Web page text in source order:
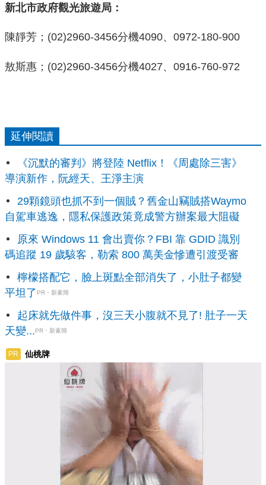
新北市政府觀光旅遊局：
陳靜芳；(02)2960-3456分機4090、0972-180-900
敖斯惠；(02)2960-3456分機4027、0916-760-972
延伸閱讀
《沉默的審判》將登陸 Netflix！《周處除三害》
導演新作，阮經天、王淨主演
29顆鏡頭也抓不到一個賊？舊金山竊賊搭Waymo
自駕車逃逸，隱私保護政策竟成警方辦案最大阻礙
原來 Windows 11 會出賣你？FBI 靠 GDID 識別
碼追蹤 19 歲駭客，勒索 800 萬美金慘遭引渡受審
檸檬搭配它，臉上斑點全部消失了，小肚子都變
平坦了 PR・新素簡
起床就先做件事，沒三天小腹就不見了! 肚子一天
天變...PR・新素簡
PR 仙桃牌